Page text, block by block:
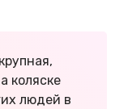
коляске
людей в